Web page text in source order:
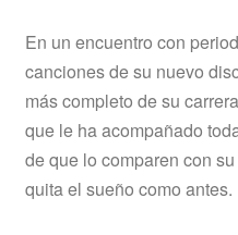
En un encuentro con
canciones de su nuevo
más completo de su
que le ha acompañado
de que lo comparen con
quita el sueño como antes.